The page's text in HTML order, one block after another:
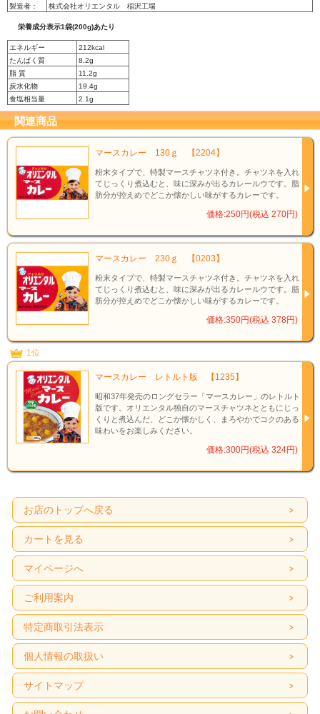
製造者：
株式会社オリエンタル 稲沢工場
栄養成分表示1袋(200g)あたり
エネルギー
212kcal
たんぱく質
8.2g
脂 質
11.2g
炭水化物
19.4g
食塩相当量
2.1g
関連商品
マースカレー 130ｇ 【2204】
粉末タイプで、特製マースチャツネ付き。チャツネを入れ
てじっくり煮込むと、味に深みが出るカレールウです。脂
肪分が控えめでどこか懐かしい味がするカレーです。
価格:250円(税込 270円)
マースカレー 230ｇ 【0203】
粉末タイプで、特製マースチャツネ付き。チャツネを入れ
てじっくり煮込むと、味に深みが出るカレールウです。脂
肪分が控えめでどこか懐かしい味がするカレーです。
価格:350円(税込 378円)
1位
マースカレー レトルト版 【1235】
昭和37年発売のロングセラー「マースカレー」のレトルト
版です。オリエンタル独自のマースチャツネとともにじっ
くりと煮込んだ、どこか懐かしく、まろやかでコクのある
味わいをお楽しみください。
価格:300円(税込 324円)
お店のトップへ戻る
カートを見る
マイページへ
ご利用案内
特定商取引法表示
個人情報の取扱い
サイトマップ